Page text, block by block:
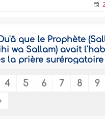
que le Prophète
wa Sallam) avait
la prière surérogatoire
prophète
surérogatoire
4 5 6 7 8 9